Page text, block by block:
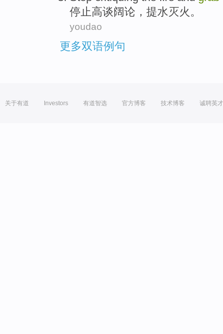
停止高谈阔论， 提水灭火 。
youdao
更多双语例句
关于有道 Investors 有道智选 官方博客 技术博客 诚聘英才